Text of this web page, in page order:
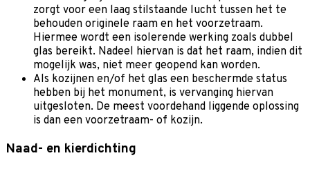
zorgt voor een laag stilstaande lucht tussen het te
behouden originele raam en het voorzetraam.
Hiermee wordt een isolerende werking zoals dubbel
glas bereikt. Nadeel hiervan is dat het raam, indien dit
mogelijk was, niet meer geopend kan worden.
Als kozijnen en/of het glas een beschermde status
hebben bij het monument, is vervanging hiervan
uitgesloten. De meest voordehand liggende oplossing
is dan een voorzetraam- of kozijn.
Naad- en kierdichting